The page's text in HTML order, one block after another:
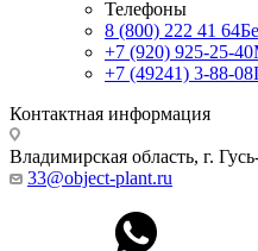
Телефоны
8 (800) 222 41 64
+7 (920) 925-25-40
+7 (49241) 3-88-08
Контактная информация
Владимирская область, г.
33@object-plant.ru